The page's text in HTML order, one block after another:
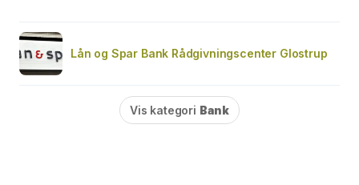
Lån og Spar Bank Rådgivningscenter Glostrup
Vis kategori Bank